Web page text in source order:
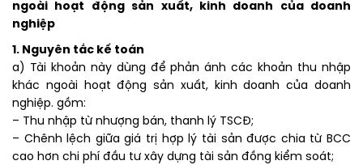
ngoài hoạt động sản xuất, kinh doanh của doanh
nghiệp
1. Nguyên tắc kế toán
a) Tài khoản này dùng để phản ánh các khoản thu nhập
khác ngoài hoạt động sản xuất, kinh doanh của doanh
nghiệp. gồm:
– Thu nhập từ nhượng bán, thanh lý TSCĐ;
– Chênh lệch giữa giá trị hợp lý tài sản được chia từ BCC
cao hơn chi phí đầu tư xây dựng tài sản đồng kiểm soát;